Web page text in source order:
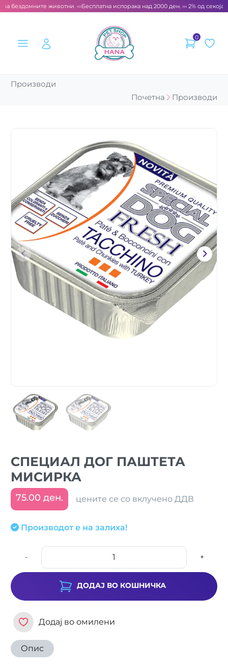
бездомните животни. ‹‹‹Бесплатна испорака над 2000 ден. ››› 2% од секоја
0
Производи
Почетна
Производи
СПЕЦИАЛ ДОГ ПАШТЕТА
МИСИРКА
75.00 ден. цените се со вклучено ДДВ
Производот е на залиха!
- +
ДОДАЈ ВО КОШНИЧКА
Додај во омилени
Опис